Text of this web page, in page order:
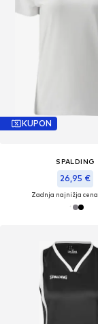
KUPON
SPALDING
26,95 €
Zadnja najnižja cena